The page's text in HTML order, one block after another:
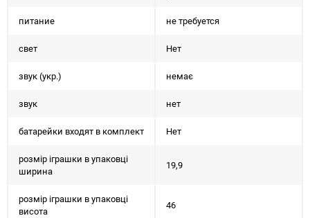
питание не требуется
свет Нет
звук (укр.) немає
звук нет
батарейки входят в комплект Нет
розмір іграшки в упаковці
ширина
19,9
розмір іграшки в упаковці
висота
46